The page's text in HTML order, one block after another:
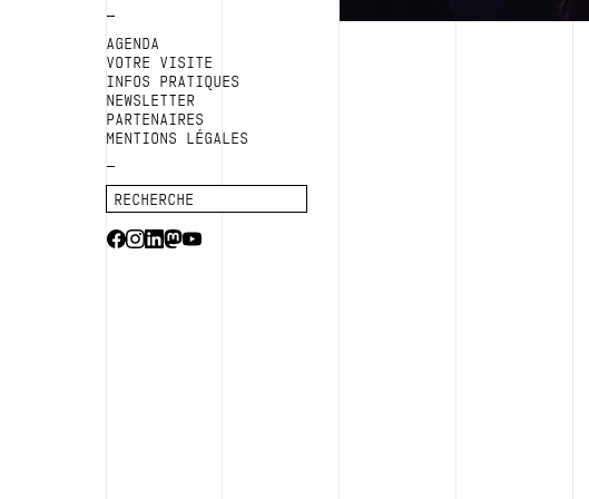
AGENDA
VOTRE VISITE
INFOS PRATIQUES
NEWSLETTER
PARTENAIRES
MENTIONS LÉGALES